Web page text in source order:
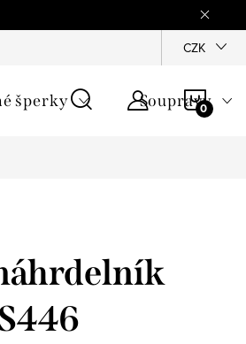
Jak
CZK
šperky Soupravy